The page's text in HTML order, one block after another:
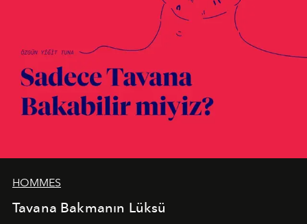
HOMMES
Tavana Bakmanın Lüksü